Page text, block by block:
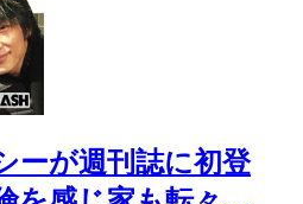
ーが週刊誌に初登